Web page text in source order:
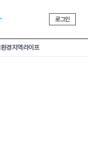
로그인
환경지역라이프